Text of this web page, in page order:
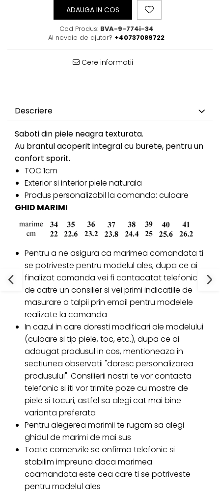
ADAUGA IN COS
Cod Produs: BVA-9-774i-34
Ai nevoie de ajutor? +40737089722
Cere informatii
Descriere
Saboti din piele neagra texturata.
Au brantul acoperit integral cu burete, pentru un
confort sporit.
TOC 1cm
Exterior si interior piele naturala
Produs personalizabil la comanda: culoare
GHID MARIMI
Pentru a ne asigura ca marimea comandata ti
se potriveste pentru modelul ales, dupa ce ai
finalizat comanda vei fi contacatat telefonic
de catre un consilier si vei primi indicatiile de
masurare a talpii prin email pentru modelele
realizate la comanda
In cazul in care doresti modificari ale modelului
(culoare si tip piele, toc, etc.), dupa ce ai
adaugat produsul in cos, mentioneaza in
sectiunea observatii "doresc personalizarea
produsului". Consilierii nostri te vor contacta
telefonic si iti vor trimite poze cu mostre de
piele si tocuri, astfel sa alegi cat mai bine
varianta preferata
Pentru alegerea marimii te rugam sa alegi
ghidul de marimi de mai sus
Toate comenzile se onfirma telefonic si
stabilim impreuna daca marimea
coamandata este cea care ti se potriveste
pentru modelul ales